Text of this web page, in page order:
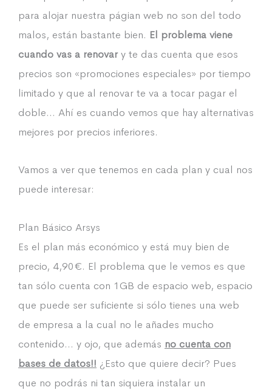
para alojar nuestra págian web no son del todo
malos, están bastante bien. El problema viene
cuando vas a renovary te das cuenta que esos
precios son «promociones especiales» por tiempo
limitado y que al renovar te va a tocar pagar el
doble… Ahí es cuando vemos que hay alternativas
mejores por precios inferiores.
Vamos a ver que tenemos en cada plan y cual nos
puede interesar:
Plan Básico Arsys
Es el plan más económico y está muy bien de
precio, 4,90€. El problema que le vemos es que
tan sólo cuenta con 1GB de espacio web, espacio
que puede ser suficiente si sólo tienes una web
de empresa a la cual no le añades mucho
contenido… y ojo, que además no cuenta con
bases de datos!! ¿Esto que quiere decir? Pues
que no podrás ni tan siquiera instalar un